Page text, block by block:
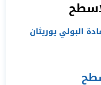
البولي يوريثان